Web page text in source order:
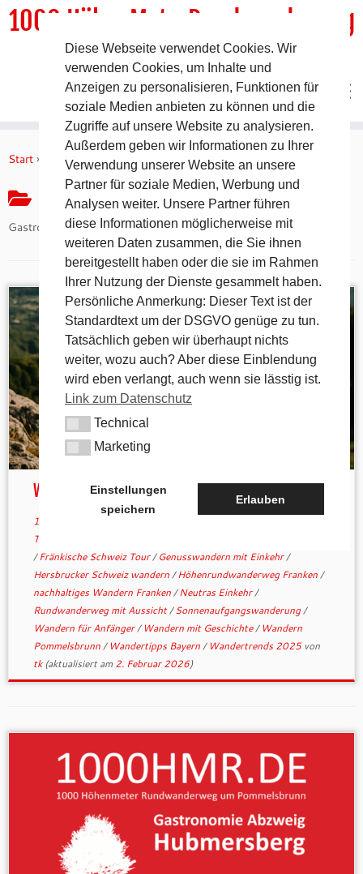
Inhalt
1000 HöhenMeterRundwanderweg
DER Rundwanderweg um Pommelsbrunn
Start » Gastronomie
Gastronomie
Gastronomie
Wanderboom 2025
15. Mai 2025
Tricks
/Fränkische Schweiz Tour/Genusswandern mit Einkehr/
Hersbrucker Schweiz wandern/Höhenrundwanderweg Franken/
nachhaltiges Wandern Franken/Neutras Einkehr/
Rundwanderweg mit Aussicht/Sonnenaufgangswanderung/
Wandern für Anfänger/ Wandern mit Geschichte/ Wandern
Pommelsbrunn/ Wandertipps Bayern/ Wandertrends 2025 von
tk(aktualisiert am 2. Februar 2026)
Diese Webseite verwendet Cookies. Wir
verwenden Cookies, um Inhalte und
Anzeigen zu personalisieren, Funktionen für
soziale Medien anbieten zu können und die
Zugriffe auf unsere Website zu analysieren.
Außerdem geben wir Informationen zu Ihrer
Verwendung unserer Website an unsere
Partner für soziale Medien, Werbung und
Analysen weiter. Unsere Partner führen
diese Informationen möglicherweise mit
weiteren Daten zusammen, die Sie ihnen
bereitgestellt haben oder die sie im Rahmen
Ihrer Nutzung der Dienste gesammelt haben.
Persönliche Anmerkung: Dieser Text ist der
Standardtext um der DSGVO genüge zu tun.
Tatsächlich geben wir überhaupt nichts
weiter, wozu auch? Aber diese Einblendung
wird eben verlangt, auch wenn sie lässtig ist.
Link zum Datenschutz
TechnicalTechnical
MarketingMarketing
Einstellungen
speichern
Erlauben